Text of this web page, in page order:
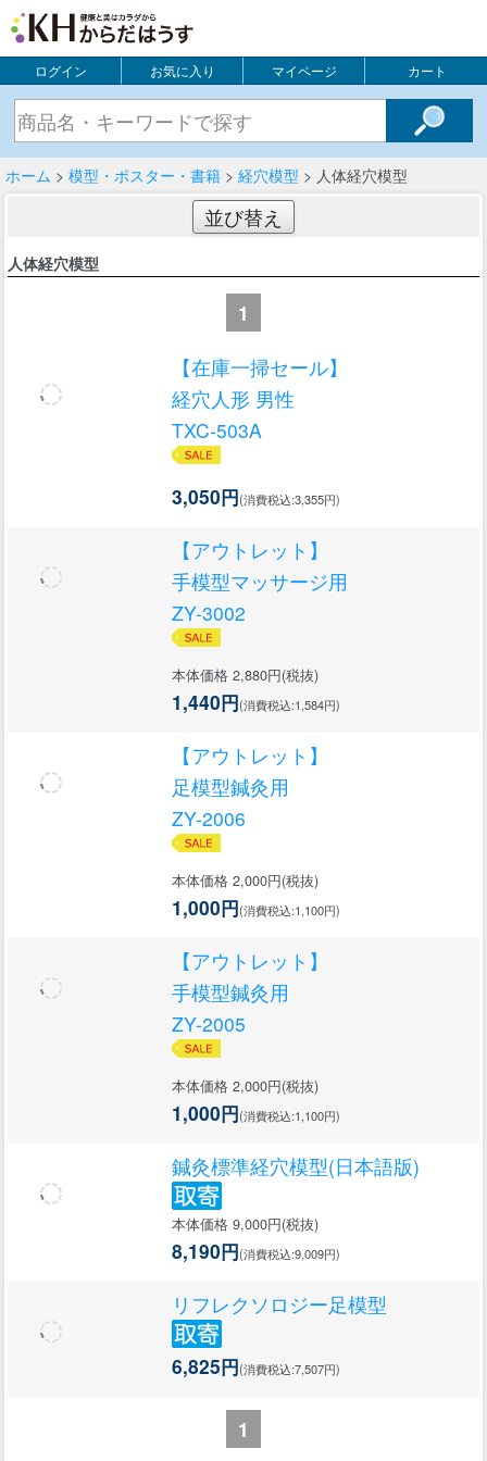
ログイン お気に入り マイページ カート
ホーム > 模型・ポスター・書籍 > 経穴模型 > 人体経穴模型
並び替え
人体経穴模型
1
【在庫一掃セール】
経穴人形 男性
TXC-503A
3,050円(消費税込:3,355円)
【アウトレット】
手模型マッサージ用
ZY-3002
本体価格 2,880円(税抜)
1,440円(消費税込:1,584円)
【アウトレット】
足模型鍼灸用
ZY-2006
本体価格 2,000円(税抜)
1,000円(消費税込:1,100円)
【アウトレット】
手模型鍼灸用
ZY-2005
本体価格 2,000円(税抜)
1,000円(消費税込:1,100円)
鍼灸標準経穴模型(日本語版)
本体価格 9,000円(税抜)
8,190円(消費税込:9,009円)
リフレクソロジー足模型
6,825円(消費税込:7,507円)
1